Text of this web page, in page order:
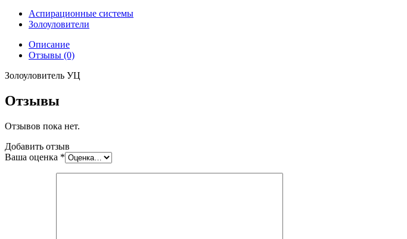
Аспирационные системы
Золоуловители
Описание
Отзывы (0)
Золоуловитель УЦ
Отзывы
Отзывов пока нет.
Добавить отзыв
Ваша оценка *